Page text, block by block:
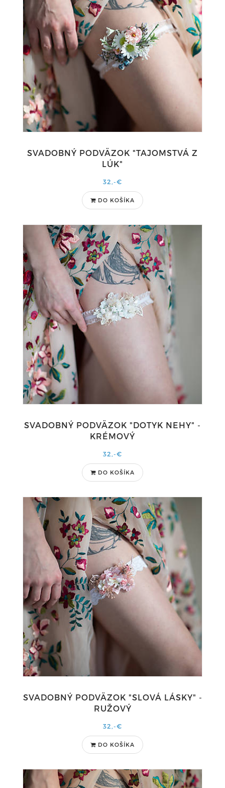
SVADOBNÝ PODVÄZOK "TAJOMSTVÁ Z
LÚK"
32,-€
DO KOŠÍKA
SVADOBNÝ PODVÄZOK "DOTYK NEHY" -
KRÉMOVÝ
32,-€
DO KOŠÍKA
SVADOBNÝ PODVÄZOK "SLOVÁ LÁSKY" -
RUŽOVÝ
32,-€
DO KOŠÍKA